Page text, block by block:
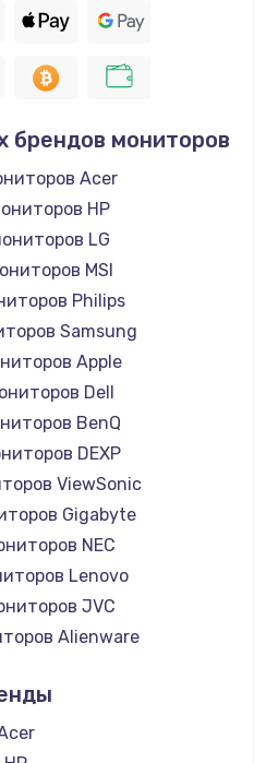
диска
драйверов
руб.
руб.
крышки
руб.
Wi-Fi
руб.
руб.
брендов мониторов
Acer
HP
LG
MSI
Philips
Samsung
Apple
Dell
BenQ
DEXP
ViewSonic
Gigabyte
NEC
Lenovo
JVC
Alienware
Thunderobot
Hisense